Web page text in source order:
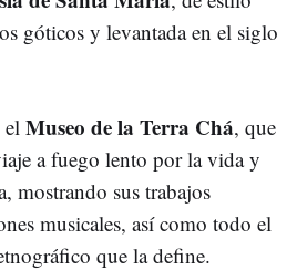
góticos y levantada en el siglo
Museo de la Terra Chá, que
a fuego lento por la vida y
mostrando sus trabajos
musicales, así como todo el
que la define.